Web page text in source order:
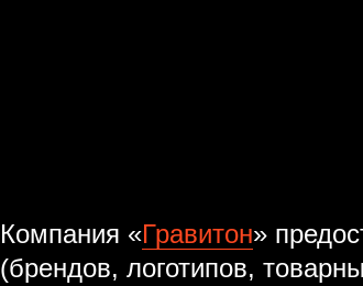
Компания «Гравитон»
(брендов, логотипов,